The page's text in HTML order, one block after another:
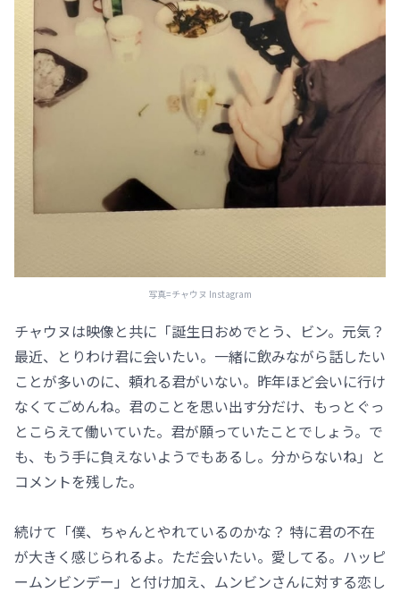
写真=チャウヌ Instagram
チャウヌは映像と共に「誕生日おめでとう、ビン。元気？
最近、とりわけ君に会いたい。一緒に飲みながら話したい
ことが多いのに、頼れる君がいない。昨年ほど会いに行け
なくてごめんね。君のことを思い出す分だけ、もっとぐっ
とこらえて働いていた。君が願っていたことでしょう。で
も、もう手に負えないようでもあるし。分からないね」と
コメントを残した。
続けて「僕、ちゃんとやれているのかな？ 特に君の不在
が大きく感じられるよ。ただ会いたい。愛してる。ハッピ
ームンビンデー」と付け加え、ムンビンさんに対する恋し